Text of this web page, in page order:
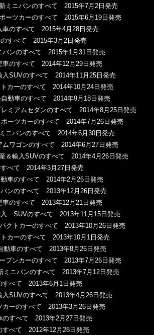
ミニバンのすべて 2015年7月2日発売
ーツカーのすべて 2015年6月19日発売
のすべて 2015年4月28日発売
すべて 2015年3月2日発売
ンのすべて 2015年1月31日発売
のすべて 2014年12月29日発売
SUVのすべて 2014年11月25日発売
カーのすべて 2014年10月24日発売
動車のすべて 2014年9月18日発売
ミアムセダンのすべて 2014年8月25日発売
ーツカーのすべて 2014年7月26日発売
ニバンのすべて 2014年6月30日発売
ワゴンのすべて 2014年6月27日発売
＆輸入SUVのすべて 2014年4月26日発売
べて 2014年3月27日発売
車のすべて 2014年2月26日発売
ンのすべて 2013年12月26日発売
のすべて 2013年12月21日発売
SUVのすべて 2013年11月15日発売
クトカーのすべて 2013年10月26日発売
カーのすべて 2013年10月1日発売
動車のすべて 2013年8月26日発売
プンカーのすべて 2013年7月26日発売
ミニバンのすべて 2013年7月12日発売
べて 2013年6月1日発売
SUVのすべて 2013年4月26日発売
ーのすべて 2013年3月26日発売
すべて 2013年2月27日発売
べて 2012年12月28日発売